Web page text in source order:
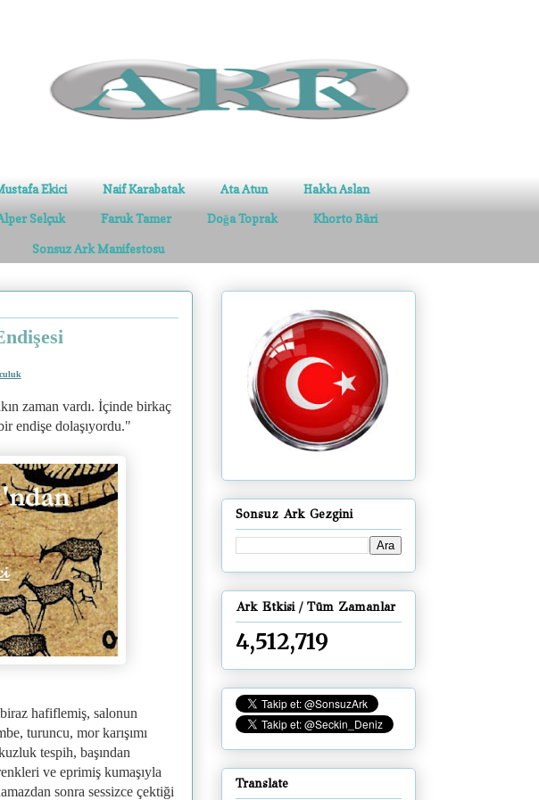
Ekici Naif Karabatak Ata Atun Hakkı Aslan
Selçuk Faruk Tamer Doğa Toprak Khorto Bâri
Sonsuz Ark Manifestosu
zaman vardı. İçinde birkaç
endişe dolaşıyordu."
hafiflemiş, salonun
turuncu, mor karışımı
tespih, başından
ve eprimiş kumaşıyla
sonra sessizce çektiği
Sonsuz Ark Gezgini
Ark Etkisi / Tüm Zamanlar
4,512,719
Translate